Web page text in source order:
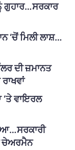
ਗੁਹਾਰ…ਸਰਕਾਰ
‘ਚੋਂ ਮਿਲੀ ਲਾਸ਼…
ਦੀ ਜ਼ਮਾਨਤ
ਵਾਇਰਲ
ਚੇਅਰਮੈਨ